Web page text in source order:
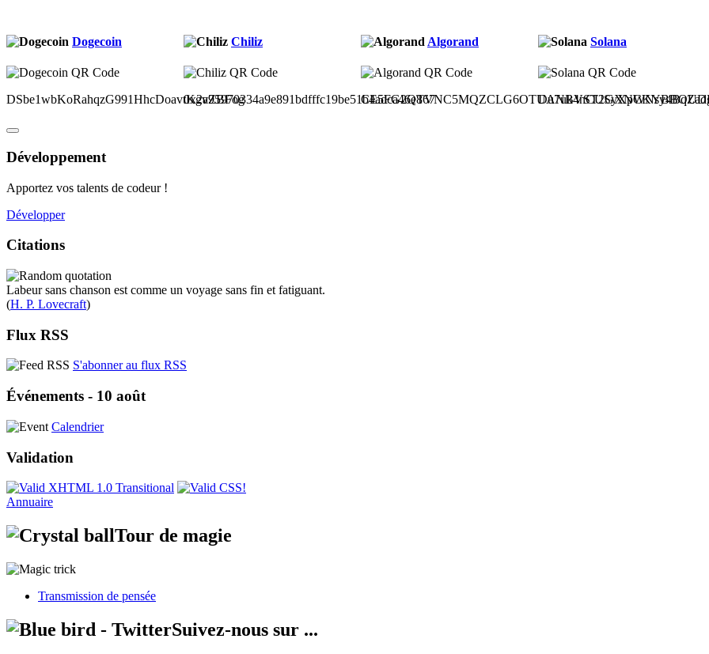
Dogecoin
DSbe1wbKoRahqzG991HhcDoavtKgvZBFog
Chiliz
0x2a95970334a9e891bdfffc19be51b4adca46e867
Algorand Solana
Développement
Apportez vos talents de codeur !
Développer
Citations
Labeur sans chanson est comme un voyage sans fin et fatiguant.
(H. P. Lovecraft)
Flux RSS
S'abonner au flux RSS
Événements - 10 août
Calendrier
Validation
Annuaire
Tour de magie
Transmission de pensée
Suivez-nous sur ...